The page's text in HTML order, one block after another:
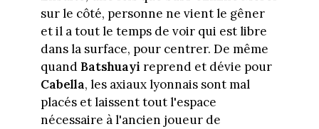
sur le côté, personne ne vient le gêner
et il a tout le temps de voir qui est libre
dans la surface, pour centrer. De même
quand Batshuayi reprend et dévie pour
Cabella, les axiaux lyonnais sont mal
placés et laissent tout l'espace
nécessaire à l'ancien joueur de